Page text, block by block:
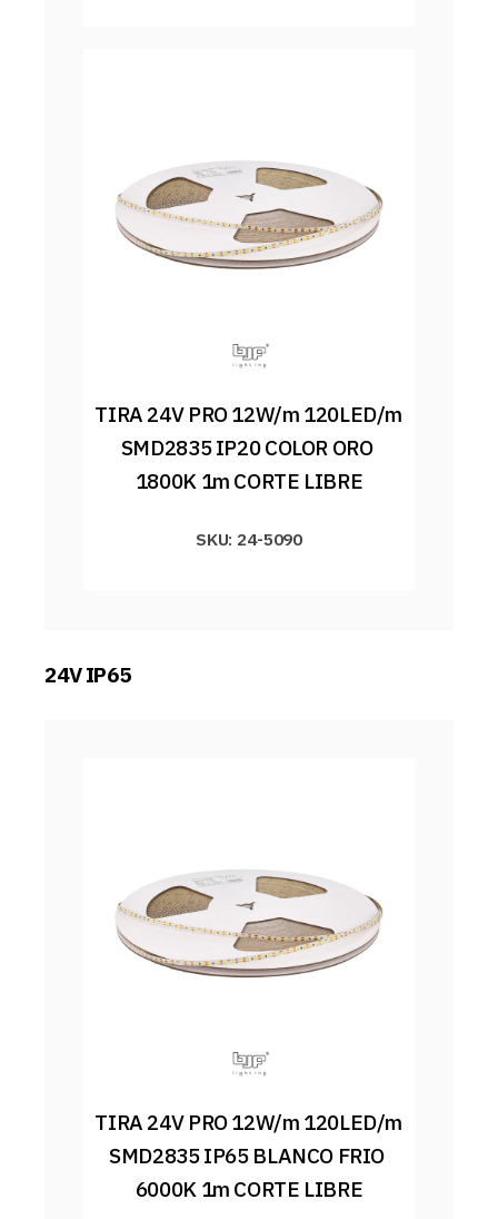
TIRA 24V PRO 12W/m 120LED/m
SMD2835 IP20 COLOR ORO
1800K 1m CORTE LIBRE
SKU: 24-5090
24V IP65
TIRA 24V PRO 12W/m 120LED/m
SMD2835 IP65 BLANCO FRIO
6000K 1m CORTE LIBRE